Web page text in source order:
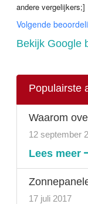
andere vergelijkers;]
Volgende
Bekijk Google
Populairste
Waarom
12 september
Lees meer
17 juli 2017